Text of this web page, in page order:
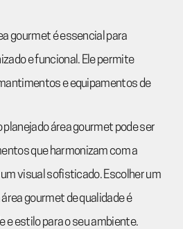
gourmet é essencial para
e funcional. Ele permite
e equipamentos de
planejado área gourmet pode ser
que harmonizam com a
visual sofisticado. Escolher um
gourmet de qualidade é
e estilo para o seu ambiente.